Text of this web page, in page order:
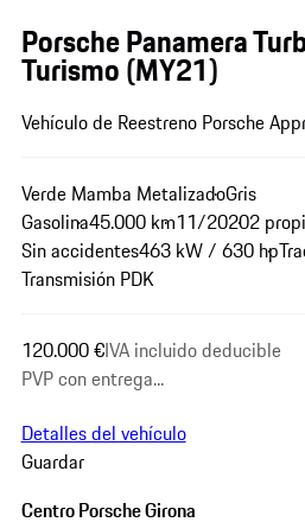
Porsche Panamera
Turismo (MY21)
Vehículo de Reestreno Porsche
Verde Mamba MetalizadoGris
Gasolina45.000 km11/20202
Sin accidentes463 kW / 630 hp
Transmisión PDK
120.000 €IVA incluido deducible
PVP con entrega...
Detalles del vehículo
Guardar
Centro Porsche Girona